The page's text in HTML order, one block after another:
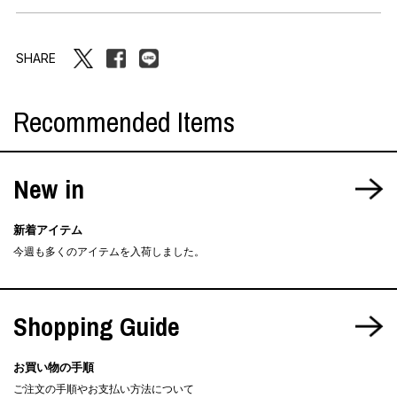
SHARE
Recommended Items
New in
新着アイテム
今週も多くのアイテムを入荷しました。
Shopping Guide
お買い物の手順
ご注文の手順やお支払い方法について